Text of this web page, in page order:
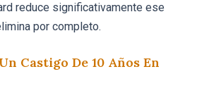
reduce significativamente ese
por completo.
Castigo De 10 Años En